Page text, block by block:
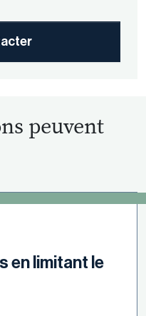
peuvent
en limitant le